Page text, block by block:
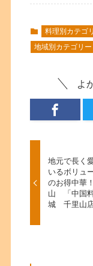
料理別カテゴ
地域別カテゴリー
よ
地元で長く
いるボリュ
のお得中華
山 「中国
城 千里山店